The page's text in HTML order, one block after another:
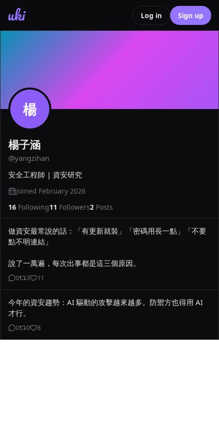
uki Log in Sign up
楊
楊子涵
@yangzihan
安全工程師 | 資安研究
Joined February 2026
16 Following11 Followers2 Posts
做資安最常說的話：「有更新就裝」「密碼用長一點」「不要
點不明連結」
說了一萬遍，每次出事都是這三個原因。
0 3 11
今年的資安趨勢：AI 驅動的攻擊越來越多。防禦方也得用 AI
才行。
0 0 8